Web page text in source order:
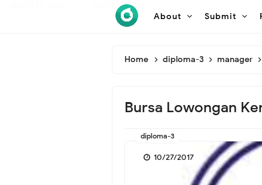
/* ganti br end */
About Submit
Home diploma-3 manager
Bursa Lowongan
diploma-3
10/27/2017